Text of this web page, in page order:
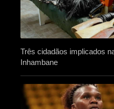
Três cidadãos implicados
Inhambane